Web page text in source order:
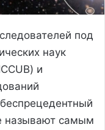
под
наук
и
называют самым